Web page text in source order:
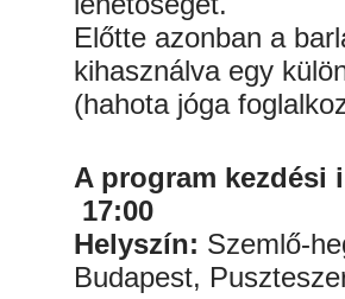
Előtte azonban a
kihasználva egy
(hahota jóga
A program kezdési
17:00
Helyszín: Szemlő-
Budapest,